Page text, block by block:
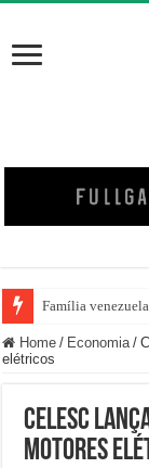
Família
Home / Economia /
elétricos
Celesc
motores